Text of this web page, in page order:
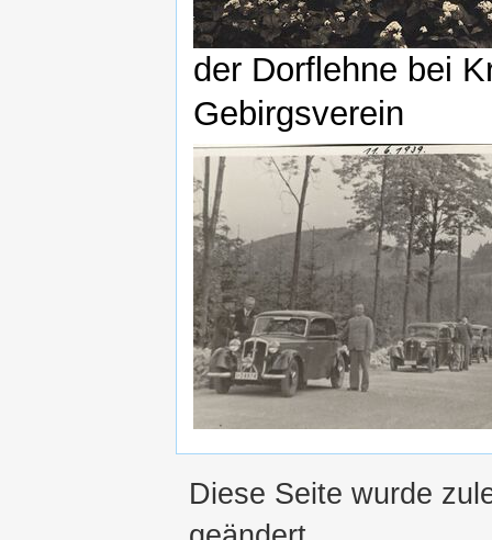
der Dorflehne bei
Gebirgsverein
Diese Seite wurde